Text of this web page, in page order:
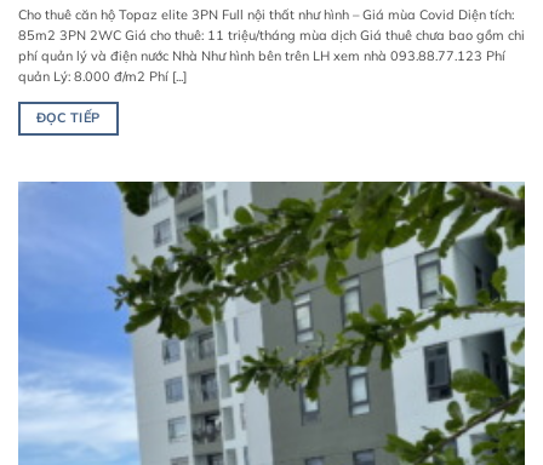
Cho thuê căn hộ Topaz elite 3PN Full nội thất như hình – Giá mùa Covid Diện tích:
85m2 3PN 2WC Giá cho thuê: 11 triệu/tháng mùa dịch Giá thuê chưa bao gồm chi
phí quản lý và điện nước Nhà Như hình bên trên LH xem nhà 093.88.77.123 Phí
quản Lý: 8.000 đ/m2 Phí [...]
ĐỌC TIẾP